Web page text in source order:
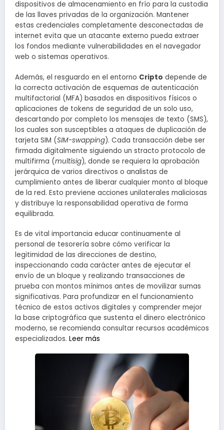
dispositivos de almacenamiento en frío para la custodia
de las llaves privadas de la organización. Mantener
estas credenciales completamente desconectadas de
internet evita que un atacante externo pueda extraer
los fondos mediante vulnerabilidades en el navegador
web o sistemas operativos.
Además, el resguardo en el entorno Cripto depende de
la correcta activación de esquemas de autenticación
multifactorial (MFA) basados en dispositivos físicos o
aplicaciones de tokens de seguridad de un solo uso,
descartando por completo los mensajes de texto (SMS),
los cuales son susceptibles a ataques de duplicación de
tarjeta SIM (SIM-swapping). Cada transacción debe ser
firmada digitalmente siguiendo un stracto protocolo de
multifirma (multisig), donde se requiera la aprobación
jerárquica de varios directivos o analistas de
cumplimiento antes de liberar cualquier monto al bloque
de la red. Esto previene acciones unilaterales maliciosas
y distribuye la responsabilidad operativa de forma
equilibrada.
Es de vital importancia educar continuamente al
personal de tesorería sobre cómo verificar la
legitimidad de las direcciones de destino,
inspeccionando cada carácter antes de ejecutar el
envío de un bloque y realizando transacciones de
prueba con montos mínimos antes de movilizar sumas
significativas. Para profundizar en el funcionamiento
técnico de estos activos digitales y comprender mejor
la base criptográfica que sustenta el dinero electrónico
moderno, se recomienda consultar recursos académicos
especializados. Leer más